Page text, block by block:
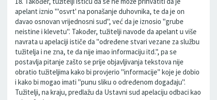
apelant iznio "'osvrt' na ponašanje duhovnika, te da je on
davao osnovan vrijednosni sud", već da je iznosio "grube
neistine i klevetu". Također, tužitelji navode da apelant u više
navrata u apelaciji ističe da "određene stvari vezane za službu
tužitelja i ne zna, te da nije imao informaciju itd.", pa se
postavlja pitanje zašto se prije objavljivanja tekstova nije
obratio tužiteljima kako bi provjerio "informacije" koje je dobio
i kako bi mogao imati "punu sliku o određenom događaju".
Tužitelji, na kraju, predlažu da Ustavni sud apelaciju odbaci kao